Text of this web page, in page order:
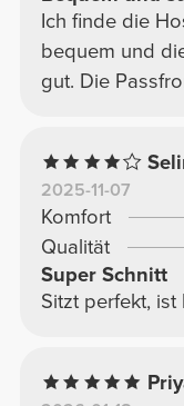
Ich finde die
bequem und
gut. Die
2025-11-07
Komfort
Qualität
Super Schnitt
Sitzt perfekt,